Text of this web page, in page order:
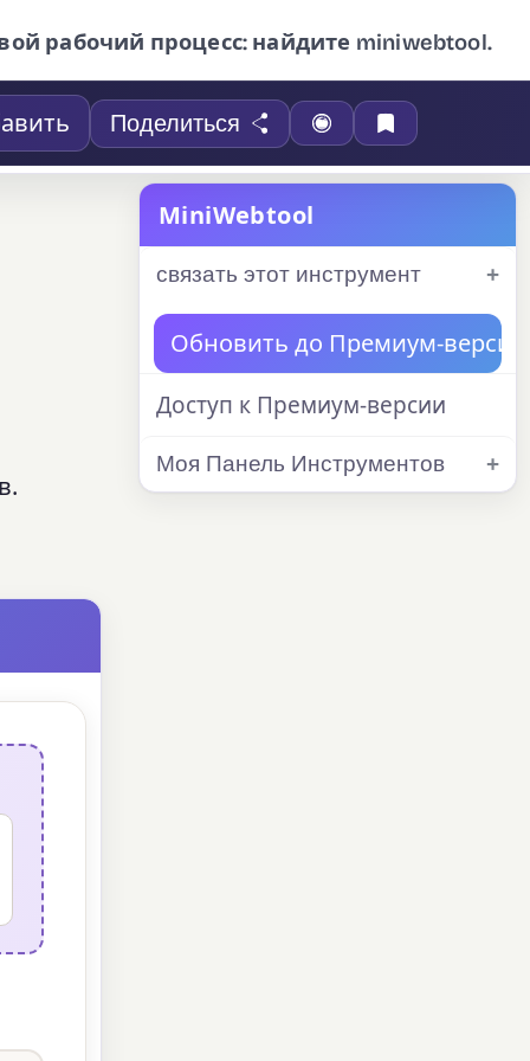
рабочий процесс: найдите miniwebtool.
Поделиться
MiniWebtool
связать этот инструмент
Обновить до Премиум-версии
Доступ к Премиум-версии
Моя Панель Инструментов